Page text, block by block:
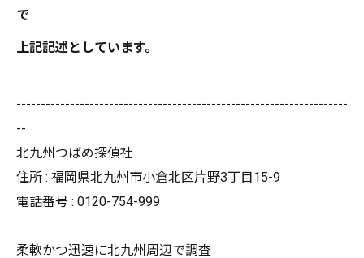
で
上記記述としています。
--------------------------------------------------------------------
--
北九州つばめ探偵社
住所 : 福岡県北九州市小倉北区片野3丁目15-9
電話番号 : 0120-754-999
柔軟かつ迅速に北九州周辺で調査